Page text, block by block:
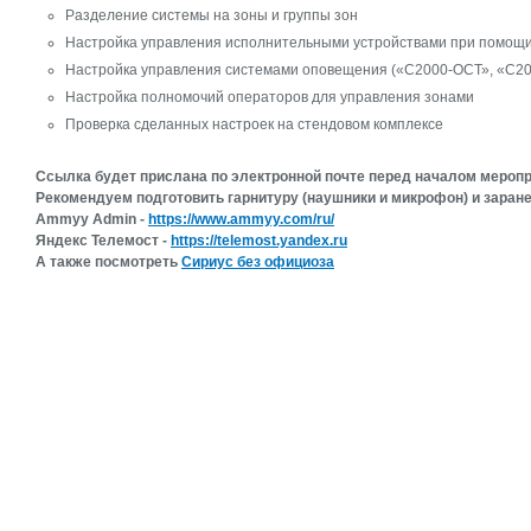
Разделение системы на зоны и группы зон
Настройка управления исполнительными устройствами при
Настройка управления системами оповещения («С2000-ОСТ»,
Настройка полномочий операторов для управления зонами
Проверка сделанных настроек на стендовом комплексе
Ссылка будет прислана по электронной почте перед началом
Рекомендуем подготовить гарнитуру (наушники и микрофон) и
Ammyy Admin - https://www.ammyy.com/ru/
Яндекс Телемост - https://telemost.yandex.ru
А также посмотреть Сириус без официоза